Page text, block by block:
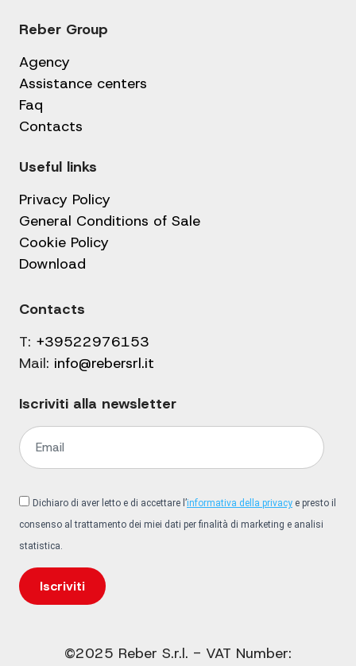
Reber Group
Agency
Assistance centers
Faq
Contacts
Useful links
Privacy Policy
General Conditions of Sale
Cookie Policy
Download
Contacts
T: +39522976153
Mail: info@rebersrl.it
Iscriviti alla newsletter
Dichiaro di aver letto e di accettare l’informativa della privacy e presto il
consenso al trattamento dei miei dati per finalità di marketing e analisi
statistica.
Iscriviti
©2025 Reber S.r.l. - VAT Number: